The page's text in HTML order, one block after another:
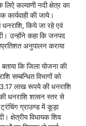
कल्याणी नदी क्षेत्र का
कार्यवाही की जाये।
धनराशि, किये जा रहे एवं
उन्होंने कहा कि जनपद
अनुपालन कराया
कि जिला योजना की
सम्बन्धित विभागों को
लाख रूपये की धनराशि
धनराशि शासन स्तर से
ग्राउण्ड में कूड़ा
क्षेत्रीय विधायक शिव